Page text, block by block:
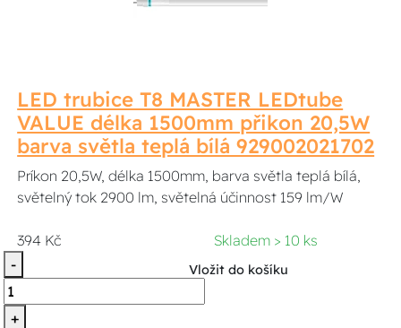
LED trubice T8 MASTER LEDtube
VALUE délka 1500mm přikon 20,5W
barva světla teplá bílá 929002021702
Príkon 20,5W, délka 1500mm, barva světla teplá bílá,
světelný tok 2900 lm, světelná účinnost 159 lm/W
394 Kč
Skladem > 10 ks
-
+
Vložit do košíku